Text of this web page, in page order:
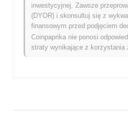
Jak Jigsaw saw you radzi
szerszym rynkiem
W ciągu ostatnich 7 dni Jigsaw
gorsze wyniki niż ogólny rynek
wzrost o
inwestycyjnej. Zawsze
(DYOR) i skonsultuj się z
finansowym przed podjęciem
Coinpaprika nie ponosi
straty wynikające z korzystania